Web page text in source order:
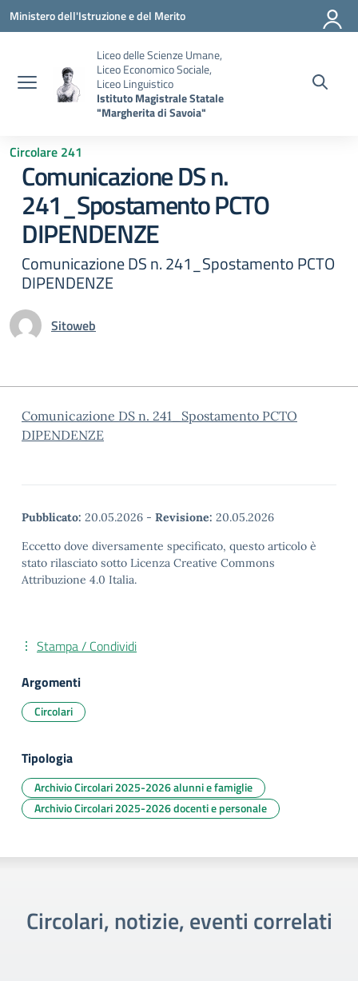
Vai ai contenuti
Vai al menu di navigazione
Vai al footer
Ministero dell'Istruzione e del Merito
Liceo delle Scienze Umane,
Liceo Economico Sociale,
Liceo Linguistico
Istituto Magistrale Statale
"Margherita di Savoia"
Circolare 241
Comunicazione DS n.
241_Spostamento PCTO
DIPENDENZE
Comunicazione DS n. 241_Spostamento PCTO
DIPENDENZE
Sitoweb
Comunicazione DS n. 241_Spostamento PCTO
DIPENDENZE
Pubblicato: 20.05.2026 - Revisione: 20.05.2026
Eccetto dove diversamente specificato, questo articolo è
stato rilasciato sotto Licenza Creative Commons
Attribuzione 4.0 Italia.
Stampa / Condividi
Argomenti
Circolari
Tipologia
Archivio Circolari 2025-2026 alunni e famiglie
Archivio Circolari 2025-2026 docenti e personale
Circolari, notizie, eventi correlati